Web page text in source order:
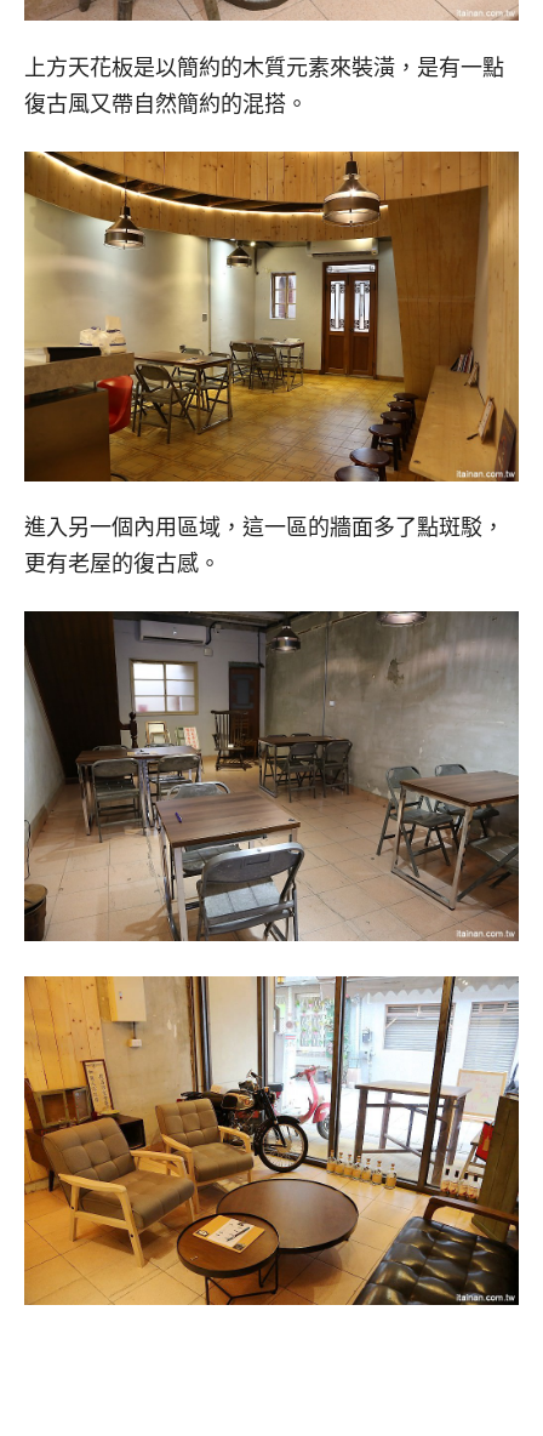
上方天花板是以簡約的木質元素來裝潢，是有一點
復古風又帶自然簡約的混搭。
進入另一個內用區域，這一區的牆面多了點斑駁，
更有老屋的復古感。